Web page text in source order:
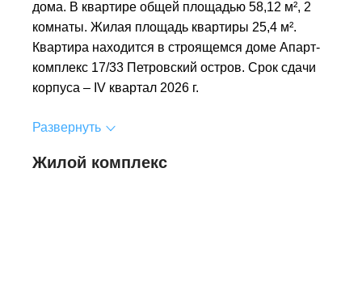
дома. В квартире общей площадью 58,12 м², 2
комнаты. Жилая площадь квартиры 25,4 м².
Квартира находится в строящемся доме Апарт-
комплекс 17/33 Петровский остров. Срок сдачи
корпуса – IV квартал 2026 г.
Развернуть
Жилой комплекс